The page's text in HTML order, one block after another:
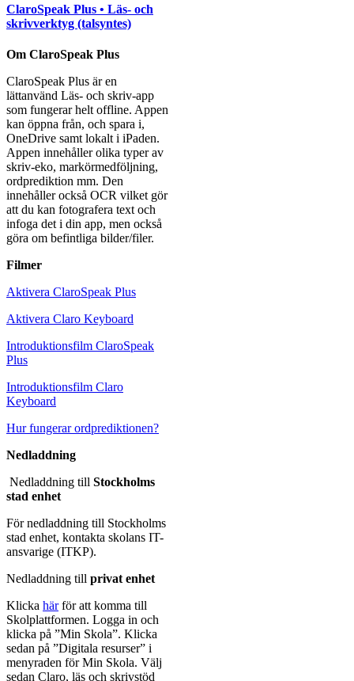
ClaroSpeak Plus • Läs- och
skrivverktyg (talsyntes)
Om ClaroSpeak Plus
ClaroSpeak Plus är en
lättanvänd Läs- och skriv-app
som fungerar helt offline. Appen
kan öppna från, och spara i,
OneDrive samt lokalt i iPaden.
Appen innehåller olika typer av
skriv-eko, markörmedföljning,
ordprediktion mm. Den
innehåller också OCR vilket gör
att du kan fotografera text och
infoga det i din app, men också
göra om befintliga bilder/filer.
Filmer
Aktivera ClaroSpeak Plus
Aktivera Claro Keyboard
Introduktionsfilm ClaroSpeak
Plus
Introduktionsfilm Claro
Keyboard
Hur fungerar ordprediktionen?
Nedladdning
Nedladdning till Stockholms
stad enhet
För nedladdning till Stockholms
stad enhet, kontakta skolans IT-
ansvarige (ITKP).
Nedladdning till privat enhet
Klicka härför att komma till
Skolplattformen. Logga in och
klicka på ”Min Skola”. Klicka
sedan på ”Digitala resurser” i
menyraden för Min Skola. Välj
sedan Claro, läs och skrivstöd